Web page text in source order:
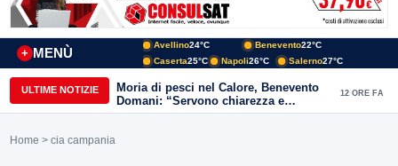
MENÙ
+
Avellino24°C Benevento22°C
Caserta25°C Napoli26°C Salerno27°C
ULTIME NOTIZIE
Moria di pesci nel Calore, Benevento
Domani: “Servono chiarezza e
approfondimenti sulla gestione
12 ORE FA
Home > cia campania